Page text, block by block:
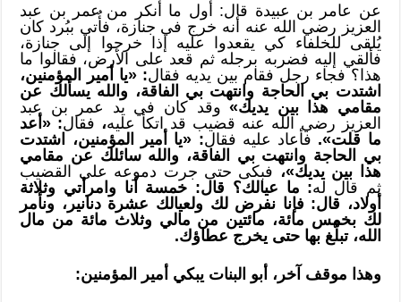
عن عامر بن عبيدة قال: أول ما أُنكر من عمر بن عبد
العزيز رضي الله عنه أنه خرج في جنازة، فأُتي ببُرد كان
يُلقى للخلفاء كي يقعدوا عليه إذا خرجوا إلى جنازة،
فألقي إليه فضربه برجله ثم قعد على الأرض، فقالوا ما
هذا؟ فجاء رجل فقام بين يديه فقال: «يا أمير المؤمنين،
اشتدت بي الحاجة وانتهت بي الفاقة، والله يسألك عن
مقامي هذا بين يديك» وقد كان في يد عمر بن عبد
العزيز رضي الله عنه قضيب قد اتكأ عليه، فقال: «أعد
ما قلت». فأعاد عليه فقال: «يا أمير المؤمنين، اشتدت
بي الحاجة وانتهت بي الفاقة، والله سائلك عن مقامي
هذا بين يديك»، فبكى حتى جرت دموعه على القضيب
ثم قال له: ما عيالك؟ قال: خمسة أنا وامرأتي وثلاثة
أولاد، قال: فإنا نفرض لك ولعيالك عشرة دنانير، ونأمر
لك بخمس مائة، مائتين من مالي وثلاث مائة من مال
الله، تبلَّغ بها حتى يخرج عطاؤك.
وهذا موقف آخر، أبو البنات يبكي أمير المؤمنين: